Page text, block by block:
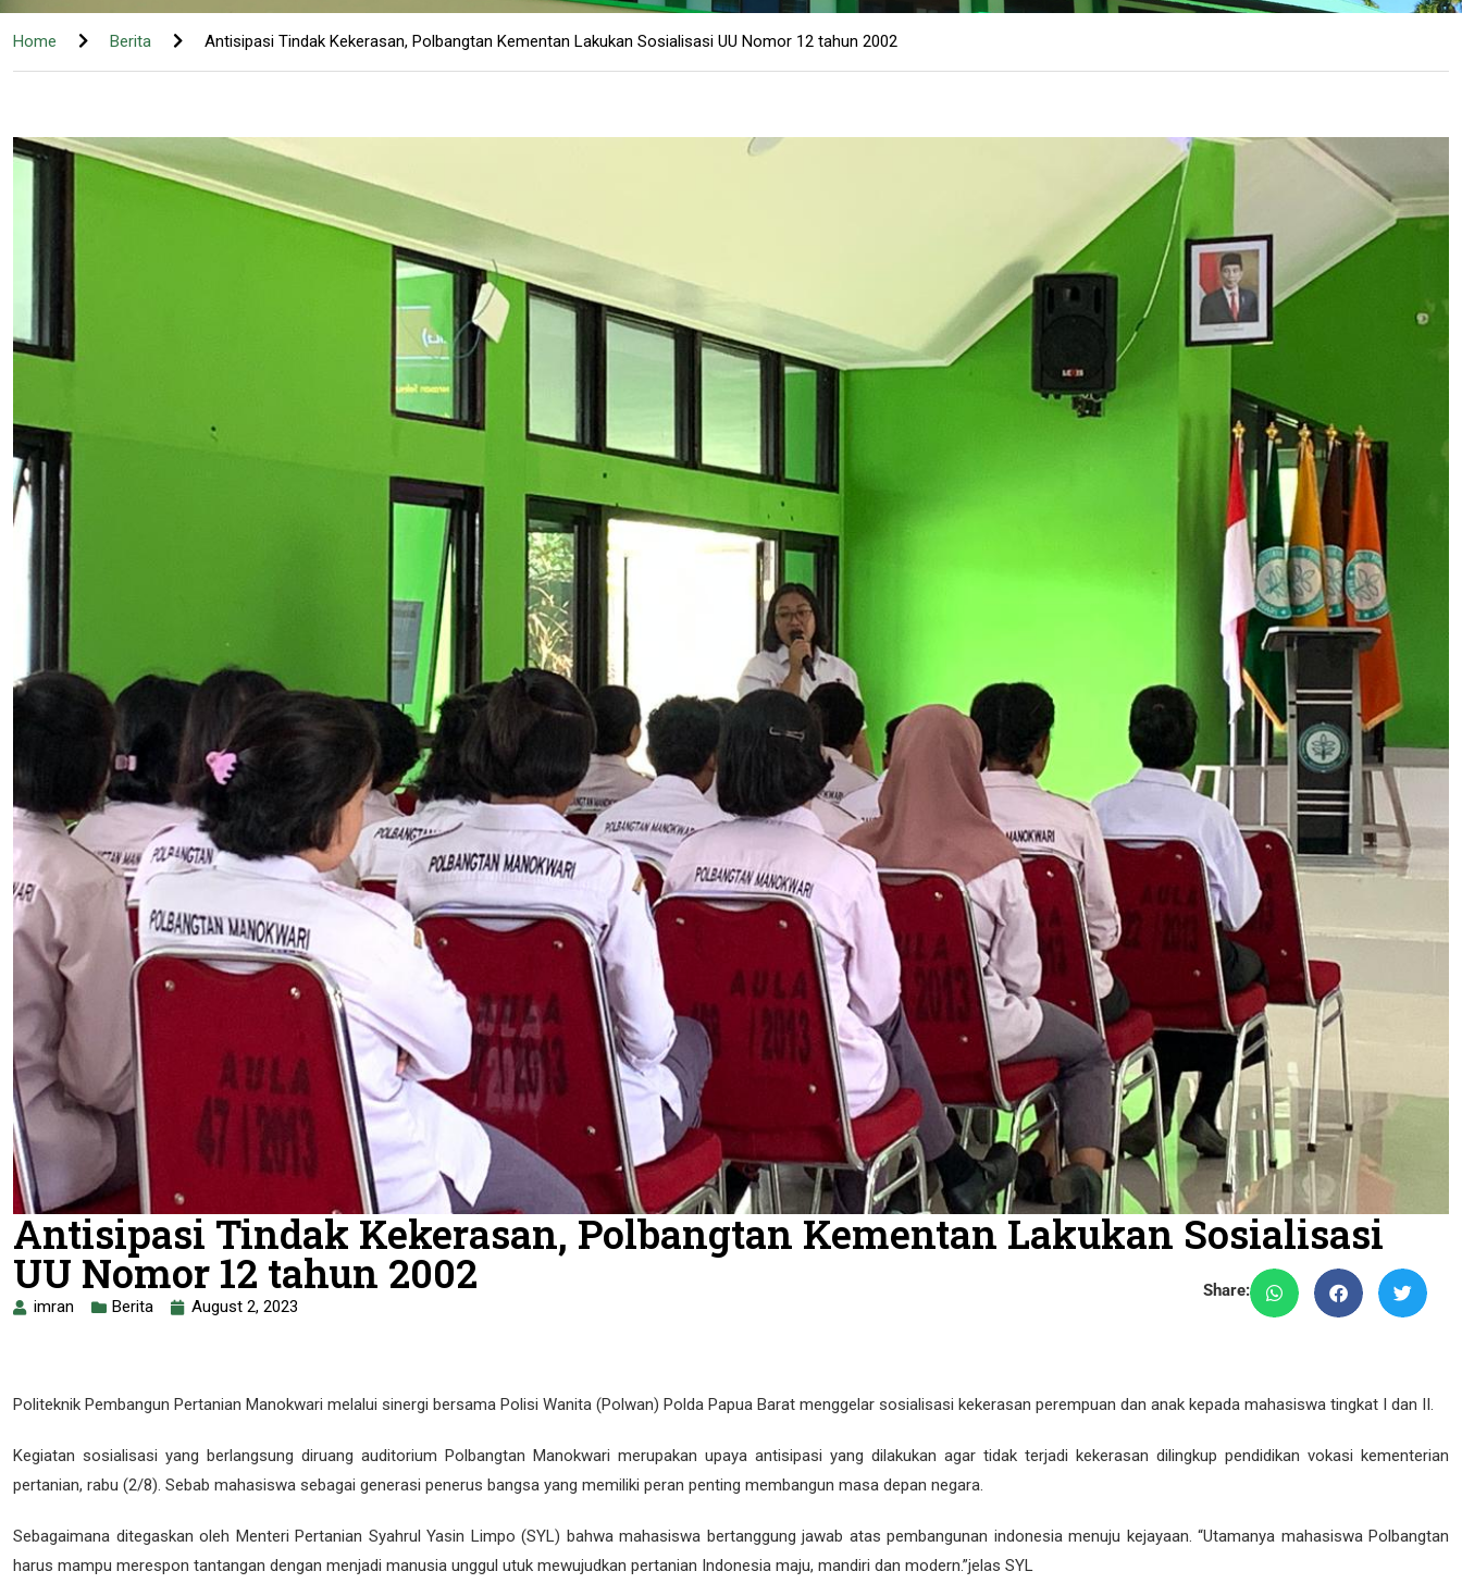
Home Berita Antisipasi Tindak Kekerasan, Polbangtan Kementan Lakukan Sosialisasi UU Nomor 12 tahun 2002
Antisipasi Tindak Kekerasan, Polbangtan Kementan Lakukan Sosialisasi
UU Nomor 12 tahun 2002
imran Berita August 2, 2023
Share:
Politeknik Pembangun Pertanian Manokwari melalui sinergi bersama Polisi Wanita (Polwan) Polda Papua Barat menggelar sosialisasi kekerasan perempuan dan anak kepada mahasiswa tingkat I dan II.
Kegiatan sosialisasi yang berlangsung diruang auditorium Polbangtan Manokwari merupakan upaya antisipasi yang dilakukan agar tidak terjadi kekerasan dilingkup pendidikan vokasi kementerian
pertanian, rabu (2/8). Sebab mahasiswa sebagai generasi penerus bangsa yang memiliki peran penting membangun masa depan negara.
Sebagaimana ditegaskan oleh Menteri Pertanian Syahrul Yasin Limpo (SYL) bahwa mahasiswa bertanggung jawab atas pembangunan indonesia menuju kejayaan. “Utamanya mahasiswa Polbangtan
harus mampu merespon tantangan dengan menjadi manusia unggul utuk mewujudkan pertanian Indonesia maju, mandiri dan modern.”jelas SYL